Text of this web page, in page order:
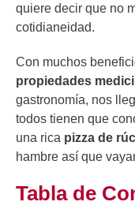
quiere decir que no
cotidianeidad.
Con muchos
propiedades
gastronomía, nos
todos tienen que
una rica pizza de
hambre así que
Tabla de